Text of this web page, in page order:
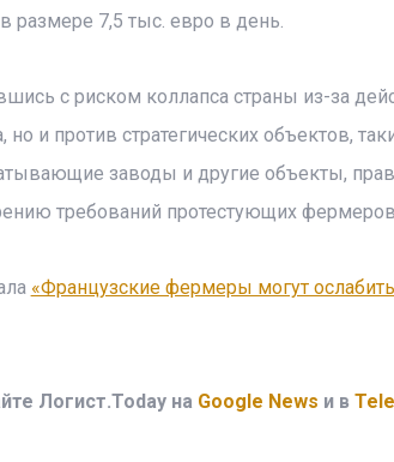
размере 7,5 тыс. евро в день.
с риском коллапса страны из-за
но и против стратегических объектов,
заводы и другие объекты,
требований протестующих
«Французские фермеры могут
Логист.Today на Google News и в